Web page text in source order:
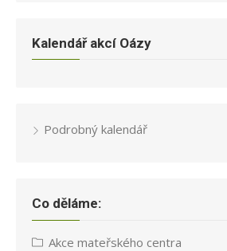
Kalendář akcí Oázy
Podrobný kalendář
Co děláme:
Akce mateřského centra